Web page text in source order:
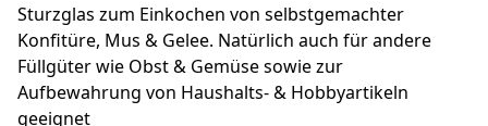
Sturzglas zum Einkochen von selbstgemachter
Konfitüre, Mus & Gelee. Natürlich auch für andere
Füllgüter wie Obst & Gemüse sowie zur
Aufbewahrung von Haushalts- & Hobbyartikeln
geeignet